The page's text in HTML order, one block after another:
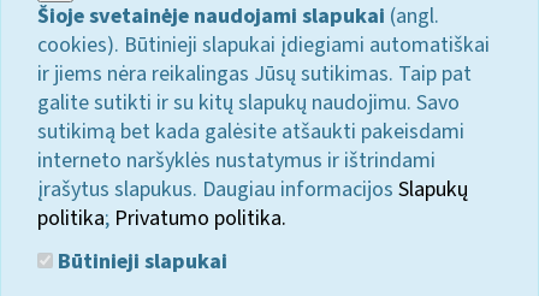
Šioje svetainėje naudojami slapukai (angl.
cookies). Būtinieji slapukai įdiegiami automatiškai
ir jiems nėra reikalingas Jūsų sutikimas. Taip pat
galite sutikti ir su kitų slapukų naudojimu. Savo
sutikimą bet kada galėsite atšaukti pakeisdami
interneto naršyklės nustatymus ir ištrindami
įrašytus slapukus. Daugiau informacijos Slapukų
politika; Privatumo politika.
Būtinieji slapukai